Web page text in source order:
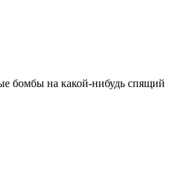
бомбы на какой-нибудь спящий